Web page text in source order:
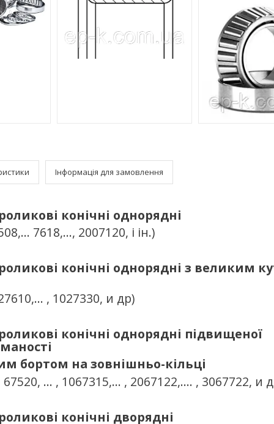
Інформація для замовлення
конічні однорядні
7618,..., 2007120, і ін.)
конічні однорядні з великим
, 1027330, и др)
конічні однорядні підвищеної
бортом на зовнішньо-кільці
67520, … , 1067315,... , 2067122,.... , 3067722, и
конічні дворядні